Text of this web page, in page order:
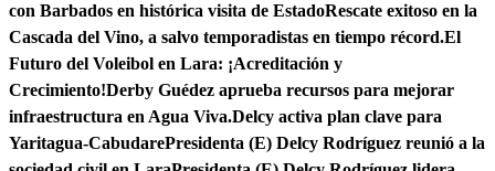
con Barbados en histórica visita de EstadoRescate exitoso en la
Cascada del Vino, a salvo temporadistas en tiempo récord.El
Futuro del Voleibol en Lara: ¡Acreditación y
Crecimiento!Derby Guédez aprueba recursos para mejorar
infraestructura en Agua Viva.Delcy activa plan clave para
Yaritagua-CabudarePresidenta (E) Delcy Rodríguez reunió a la